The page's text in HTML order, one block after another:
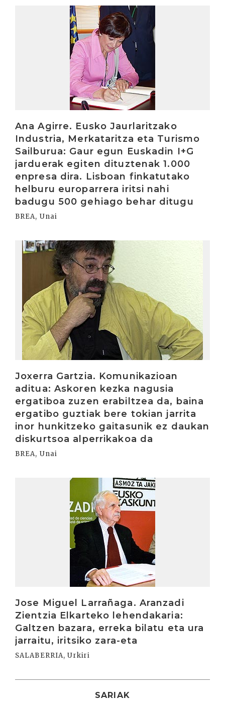
Ana Agirre. Eusko Jaurlaritzako
Industria, Merkataritza eta Turismo
Sailburua: Gaur egun Euskadin I+G
jarduerak egiten dituztenak 1.000
enpresa dira. Lisboan finkatutako
helburu europarrera iritsi nahi
badugu 500 gehiago behar ditugu
BREA, Unai
Joxerra Gartzia. Komunikazioan
aditua: Askoren kezka nagusia
ergatiboa zuzen erabiltzea da, baina
ergatibo guztiak bere tokian jarrita
inor hunkitzeko gaitasunik ez daukan
diskurtsoa alperrikakoa da
BREA, Unai
Irakurri
Jose Miguel Larrañaga. Aranzadi
Zientzia Elkarteko lehendakaria:
Galtzen bazara, erreka bilatu eta ura
jarraitu, iritsiko zara-eta
SALABERRIA, Urkiri
SARIAK